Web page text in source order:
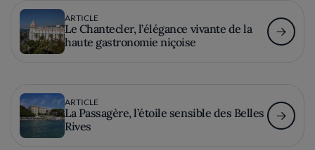
ARTICLE
Le Chantecler, l’élégance vivante de la
haute gastronomie niçoise
ARTICLE
La Passagère, l’étoile sensible des Belles
Rives